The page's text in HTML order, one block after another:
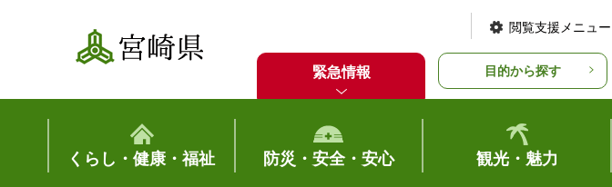
宮崎県
閲覧支援メニュー
緊急情報 目的から探す
くらし・健康・福祉 防災・安全・安心 観光・魅力